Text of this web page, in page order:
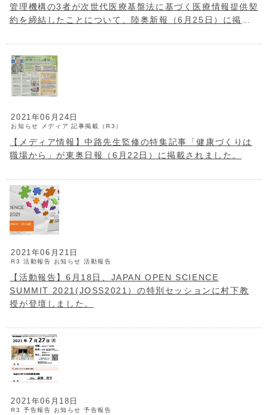
管理機構の3者が次世代医療基盤法に基づく医療情報提供契
約を締結したことについて、陸奥新報（6月25日）に掲載
2021年06月24日
お知らせ メディア 記事掲載（R3）
【メディア情報】中路先生監修の特集記事「健康づくりは
職場から」が東奥日報（6月22日）に掲載されました。
2021年06月21日
R3 活動報告 お知らせ 活動報告
【活動報告】6月18日、JAPAN OPEN SCIENCE
SUMMIT 2021(JOSS2021）の特別セッションに村下教
授が登壇しました。
2021年06月18日
R3 予告報告 お知らせ 予告報告